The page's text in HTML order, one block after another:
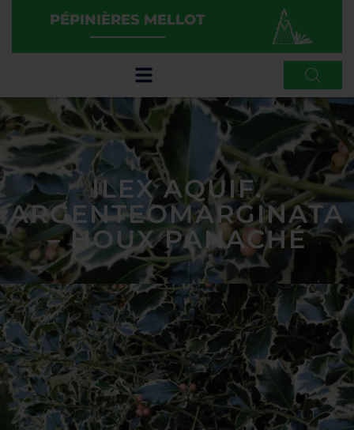
PÉPINIÈRES MELLOT
ILEX AQUIF.
ARGENTEOMARGINATA
– HOUX PANACHÉ